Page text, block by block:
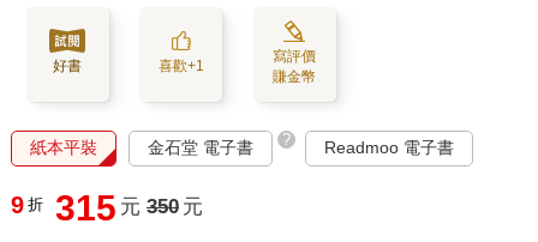
好書 喜歡+1
寫評價
賺金幣
紙本平裝 金石堂 電子書 ? Readmoo 電子書
9 折 315 元 350 元